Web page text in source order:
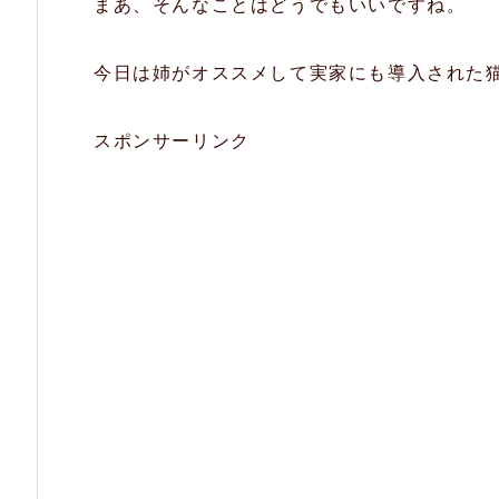
まあ、そんなことはどうでもいいですね。
今日は姉がオススメして実家にも導入された
スポンサーリンク